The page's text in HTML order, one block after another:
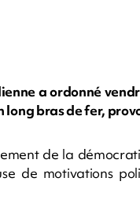
a ordonné
long bras de fer,
de la
de motivations